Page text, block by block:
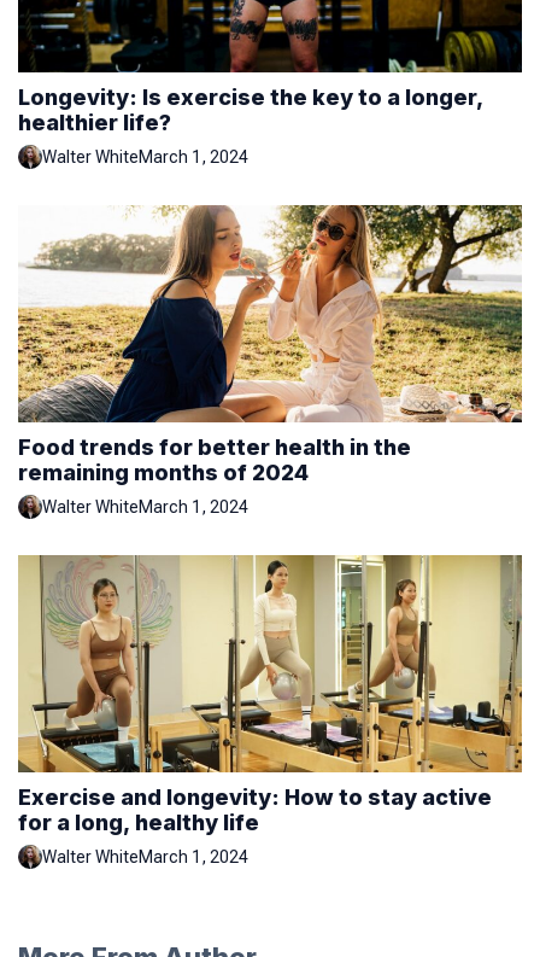
Longevity: Is exercise the key to a longer,
healthier life?
Walter WhiteMarch 1, 2024
Food trends for better health in the
remaining months of 2024
Walter WhiteMarch 1, 2024
Exercise and longevity: How to stay active
for a long, healthy life
Walter WhiteMarch 1, 2024